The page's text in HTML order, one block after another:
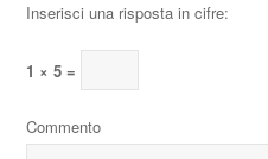
Inserisci una risposta in cifre:
1 × 5 =
Commento